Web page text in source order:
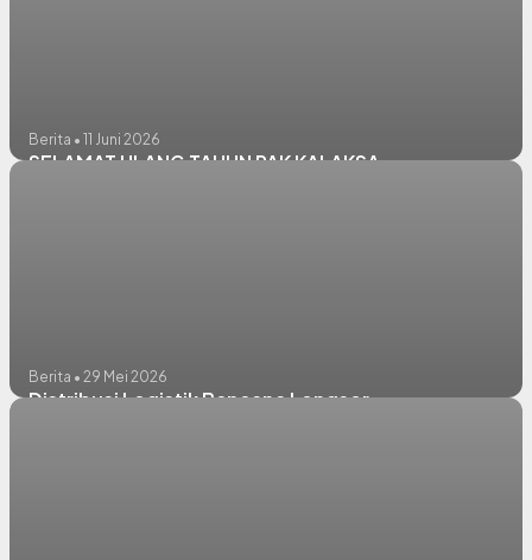
Berita • 11 Juni 2026
SELAMAT ULANG TAHUN PAK KALAKSA
Berita • 29 Mei 2026
Distribusi Logistik Bencana Longsor